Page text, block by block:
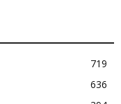
719
636